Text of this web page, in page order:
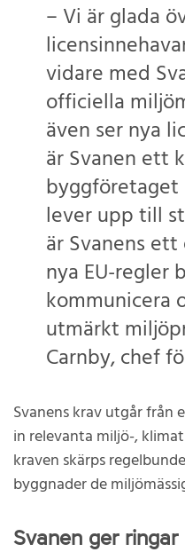
– Vi är glada
vidare med
officiella
även ser nya
är Svanen ett
lever upp till
är Svanens
nya EU-regler
kommunicera
utmärkt
Carnby, chef
Svanens krav utgår från
in relevanta miljö-,
kraven skärps
byggnader de
Svanen ger